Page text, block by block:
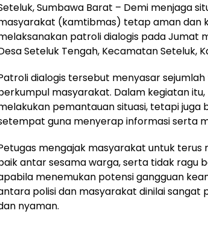
Sumbawa Barat – Demi menjaga
(kamtibmas) tetap aman dan
patroli dialogis pada Jumat
Seteluk Tengah, Kecamatan Seteluk,
dialogis tersebut menyasar
masyarakat. Dalam kegiatan
pemantauan situasi, tetapi juga
guna menyerap informasi serta
mengajak masyarakat untuk terus
antar sesama warga, serta tidak ragu
menemukan potensi gangguan
polisi dan masyarakat dinilai
nyaman.